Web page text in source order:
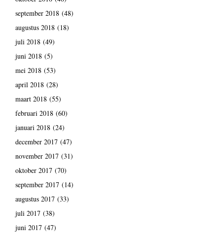
september 2018(48)
augustus 2018(18)
juli 2018(49)
juni 2018(5)
mei 2018(53)
april 2018(28)
maart 2018(55)
februari 2018(60)
januari 2018(24)
december 2017(47)
november 2017(31)
oktober 2017(70)
september 2017(14)
augustus 2017(33)
juli 2017(38)
juni 2017(47)